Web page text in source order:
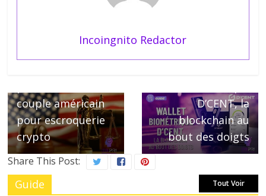
Incoingnito Redactor
couple américain
pour escroquerie
crypto
D’CENT, la
blockchain au
bout des doigts
Share This Post:
Guide Tout Voir